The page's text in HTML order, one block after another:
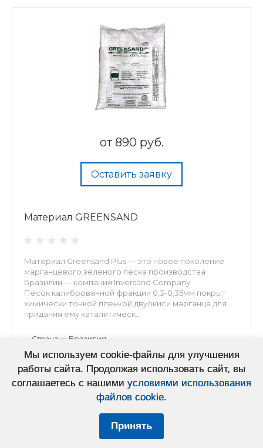
Мы используем cookie-файлы для улучшения
работы сайта. Продолжая использовать сайт, вы
соглашаетесь с нашими условиями использования
файлов cookie.
Принять
от 890 руб.
Оставить заявку
Материал GREENSAND
Материал Greensand Plus — это новое поколение
марганцевого зеленого песка производства
Бразилии — компания Inversand Company.
Песок калиброванной фракции 0,3-0,35мм покрыт
химически тонкой пленкой двуокиси марганца для
придания ему каталитическ...
•
Страна — Бразилия
•
Насыпная плотность, г/см3 — 1,36-1,39
• Эффективный размер, мм — 0,3-0,35
• Удельный вес, г/см3 — 2.4
Упаковка, мешок — 14,3 л (20кг)
Производитель — Clack